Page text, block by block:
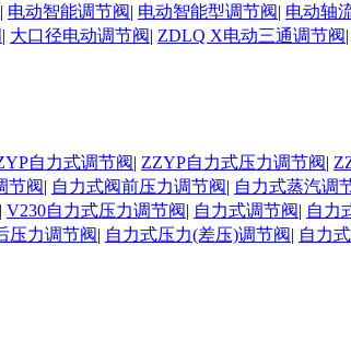
| 电动智能调节阀| 电动智能型调节阀| 电动轴
| 大口径电动调节阀| ZDLQ X电动三通调节阀|
自力式调节阀| ZZYP自力式压力调节阀|
节阀| 自力式阀前压力调节阀| 自力式蒸汽调
| V230自力式压力调节阀| 自力式调节阀| 自力
压力调节阀| 自力式压力(差压)调节阀| 自力